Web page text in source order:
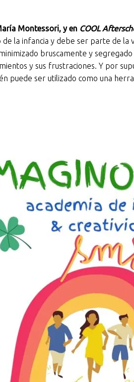
Montessori, y en COOL
la infancia y debe ser parte de
bruscamente y
y sus frustraciones. Y por
puede ser utilizado como una